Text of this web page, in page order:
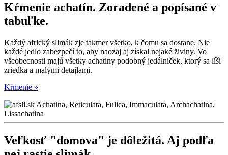
Kŕmenie achatín. Zoradené a popísané v
tabuľke.
Každý africký slimák zje takmer všetko, k čomu sa dostane. Nie
každé jedlo zabezpečí to, aby naozaj aj získal nejaké živiny. Vo
všeobecnosti majú všetky achatiny podobný jedálniček, ktorý sa líši
zriedka a malými detajlami.
Kŕmenie »
Veľkosť "domova" je dôležitá. Aj podľa